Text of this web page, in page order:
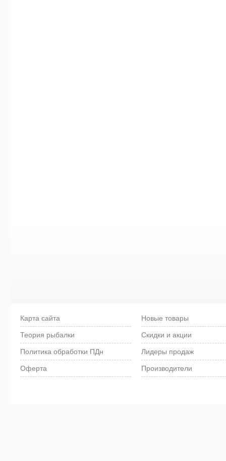
Карта сайта
Теория рыбалки
Политика обработки ПДн
Оферта
Новые товары
Скидки и акции
Лидеры продаж
Производители